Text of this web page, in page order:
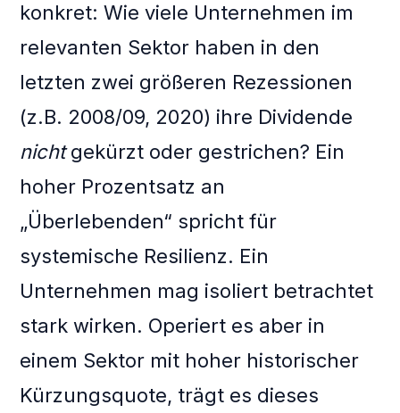
konkret: Wie viele Unternehmen im
relevanten Sektor haben in den
letzten zwei größeren Rezessionen
(z.B. 2008/09, 2020) ihre Dividende
nichtgekürzt oder gestrichen? Ein
hoher Prozentsatz an
„Überlebenden“ spricht für
systemische Resilienz. Ein
Unternehmen mag isoliert betrachtet
stark wirken. Operiert es aber in
einem Sektor mit hoher historischer
Kürzungsquote, trägt es dieses